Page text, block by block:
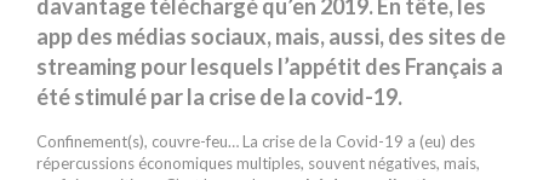
davantage téléchargé qu’en 2019. En tête, les
app des médias sociaux, mais, aussi, des sites de
streaming pour lesquels l’appétit des Français a
été stimulé par la crise de la covid-19.
Confinement(s), couvre-feu… La crise de la Covid-19 a (eu) des
répercussions économiques multiples, souvent négatives, mais,